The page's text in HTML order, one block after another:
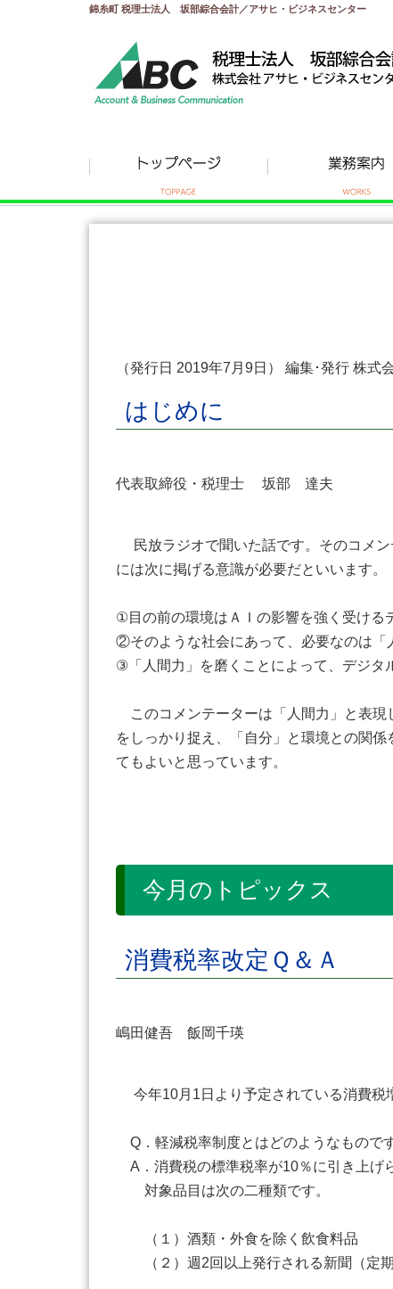
錦糸町 税理士法人 坂部綜合会計／アサヒ・ビジネスセンター
（発行日 2019年7月9日） 編集･発行 株式
はじめに
代表取締役・税理士 坂部 達夫
民放ラジオで聞いた話です。そのコメン
には次に掲げる意識が必要だといいます。
①目の前の環境はＡＩの影響を強く受ける
②そのような社会にあって、必要なのは「
③「人間力」を磨くことによって、デジタ
このコメンテーターは「人間力」と表現
をしっかり捉え、「自分」と環境との関
てもよいと思っています。
今月のトピックス
消費税率改定Ｑ＆Ａ
嶋田健吾 飯岡千瑛
今年10月1日より予定されている消費税
Q．軽減税率制度とはどのようなもので
A．消費税の標準税率が10％に引き上げ
対象品目は次の二種類です。
（１）酒類・外食を除く飲食料品
（２）週2回以上発行される新聞（定期